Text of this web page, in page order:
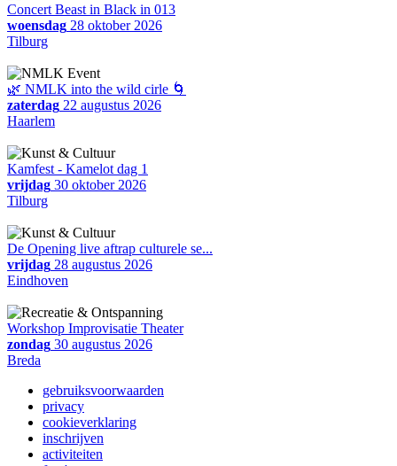
Concert Beast in Black in 013
woensdag 28 oktober 2026
Tilburg
🌿 NMLK into the wild cirle 🌀
zaterdag 22 augustus 2026
Haarlem
Kamfest - Kamelot dag 1
vrijdag 30 oktober 2026
Tilburg
De Opening live aftrap culturele se...
vrijdag 28 augustus 2026
Eindhoven
Workshop Improvisatie Theater
zondag 30 augustus 2026
Breda
gebruiksvoorwaarden
privacy
cookieverklaring
inschrijven
activiteiten